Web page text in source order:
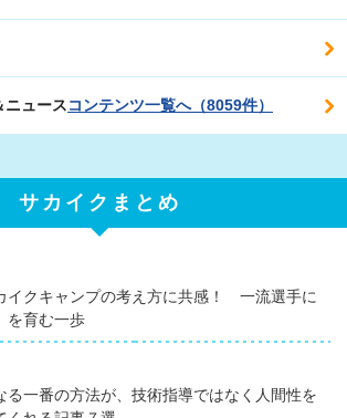
ニュースコンテンツ一覧へ（8059件）
サカイクまとめ
イクキャンプの考え方に共感！ 一流選手に
を育む一歩
る一番の方法が、技術指導ではなく人間性を